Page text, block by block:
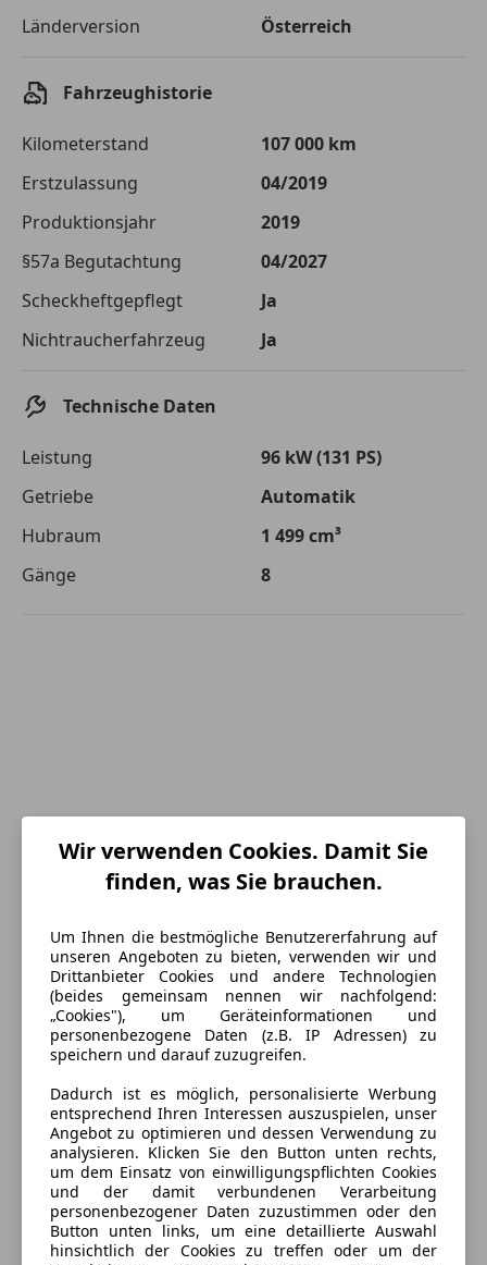
Einberechnete Gebühren
€ 0,-
Monatliche Rate € 234,80
von der von Ihnen gewählten Bank. Rückzahlungszeitraum 1-10
Jetzt berechnen
Länderversion
Österreich
Fahrzeughistorie
Kilometerstand
107 000 km
Erstzulassung
04/2019
Produktionsjahr
2019
§57a Begutachtung
04/2027
Scheckheftgepflegt
Ja
Nichtraucherfahrzeug
Ja
Technische Daten
Leistung
96 kW (131 PS)
Getriebe
Automatik
Hubraum
1 499 cm³
Gänge
8
Energieverbrauch
Kraftstoff Diesel
Ausstattung
Komfort
2-Zonen-Klimaautomatik
Armlehne
Berganfahrassistent
Mehr anzeigen
Farbe und Innenausstattung
Wir verwenden Cookies. Damit Sie
finden, was Sie brauchen.
Um Ihnen die bestmögliche Benutzererfahrung auf
unseren Angeboten zu bieten, verwenden wir und
Drittanbieter Cookies und andere Technologien
(beides gemeinsam nennen wir nachfolgend:
„Cookies"), um Geräteinformationen und
personenbezogene Daten (z.B. IP Adressen) zu
speichern und darauf zuzugreifen.
Dadurch ist es möglich, personalisierte Werbung
entsprechend Ihren Interessen auszuspielen, unser
Angebot zu optimieren und dessen Verwendung zu
analysieren. Klicken Sie den Button unten rechts,
um dem Einsatz von einwilligungspflichten Cookies
und der damit verbundenen Verarbeitung
personenbezogener Daten zuzustimmen oder den
Button unten links, um eine detaillierte Auswahl
hinsichtlich der Cookies zu treffen oder um der